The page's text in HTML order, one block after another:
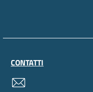
CONTATTI